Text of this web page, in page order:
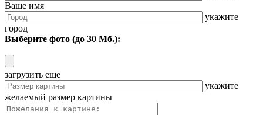
Ваше имя
укажите
город
Выберите фото (до 30 Мб.):
загрузить еще
укажите
желаемый размер картины